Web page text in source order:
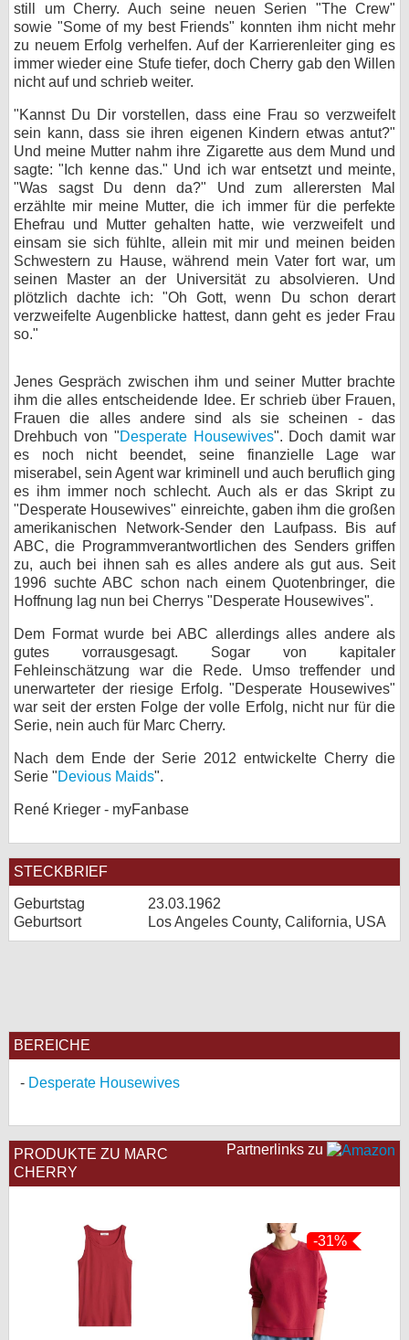
still um Cherry. Auch seine neuen Serien "The Crew"
sowie "Some of my best Friends" konnten ihm nicht mehr
zu neuem Erfolg verhelfen. Auf der Karrierenleiter ging es
immer wieder eine Stufe tiefer, doch Cherry gab den Willen
nicht auf und schrieb weiter.
"Kannst Du Dir vorstellen, dass eine Frau so verzweifelt
sein kann, dass sie ihren eigenen Kindern etwas antut?"
Und meine Mutter nahm ihre Zigarette aus dem Mund und
sagte: "Ich kenne das." Und ich war entsetzt und meinte,
"Was sagst Du denn da?" Und zum allerersten Mal
erzählte mir meine Mutter, die ich immer für die perfekte
Ehefrau und Mutter gehalten hatte, wie verzweifelt und
einsam sie sich fühlte, allein mit mir und meinen beiden
Schwestern zu Hause, während mein Vater fort war, um
seinen Master an der Universität zu absolvieren. Und
plötzlich dachte ich: "Oh Gott, wenn Du schon derart
verzweifelte Augenblicke hattest, dann geht es jeder Frau
so."
Jenes Gespräch zwischen ihm und seiner Mutter brachte
ihm die alles entscheidende Idee. Er schrieb über Frauen,
Frauen die alles andere sind als sie scheinen - das
Drehbuch von "Desperate Housewives". Doch damit war
es noch nicht beendet, seine finanzielle Lage war
miserabel, sein Agent war kriminell und auch beruflich ging
es ihm immer noch schlecht. Auch als er das Skript zu
"Desperate Housewives" einreichte, gaben ihm die großen
amerikanischen Network-Sender den Laufpass. Bis auf
ABC, die Programmverantwortlichen des Senders griffen
zu, auch bei ihnen sah es alles andere als gut aus. Seit
1996 suchte ABC schon nach einem Quotenbringer, die
Hoffnung lag nun bei Cherrys "Desperate Housewives".
Dem Format wurde bei ABC allerdings alles andere als
gutes vorrausgesagt. Sogar von kapitaler
Fehleinschätzung war die Rede. Umso treffender und
unerwarteter der riesige Erfolg. "Desperate Housewives"
war seit der ersten Folge der volle Erfolg, nicht nur für die
Serie, nein auch für Marc Cherry.
Nach dem Ende der Serie 2012 entwickelte Cherry die
Serie "Devious Maids".
René Krieger - myFanbase
STECKBRIEF
Geburtstag
23.03.1962
Geburtsort
Los Angeles County, California, USA
BEREICHE
Desperate Housewives
Partnerlinks zu
PRODUKTE ZU MARC
CHERRY
-31%
Desktop-Ansicht
myFanbase